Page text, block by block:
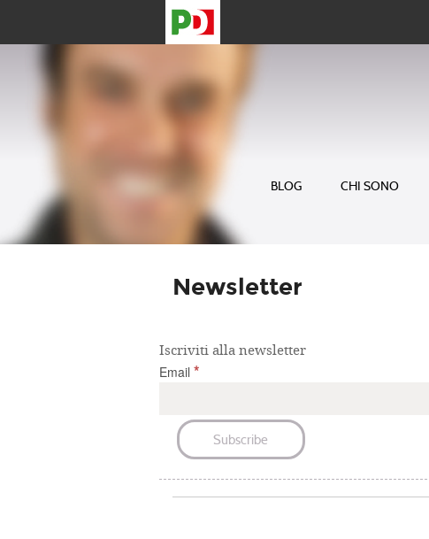
BLOG CHI SONO
Newsletter
Iscriviti alla newsletter
Email *